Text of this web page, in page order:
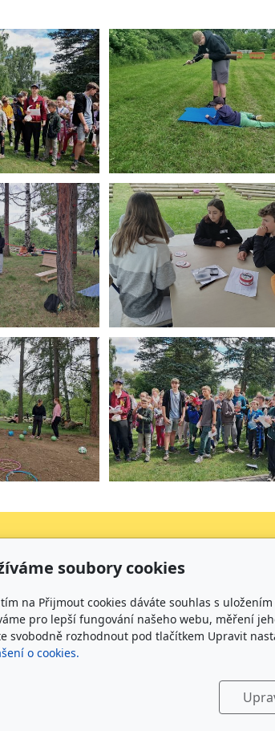
Mirotice
Mirotice
Kontakt
+420 734 316
+420 733 539
soubory cookies
na Přijmout cookies dáváte souhlas s
pro lepší fungování našeho webu, měření
svobodně rozhodnout pod tlačítkem Upravit
o cookies.